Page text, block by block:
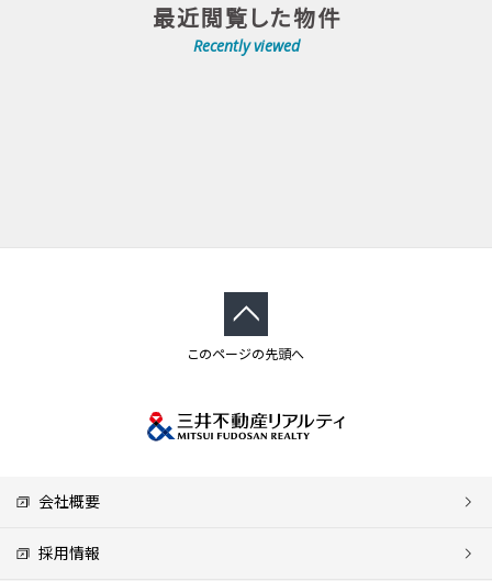
最近閲覧した物件
Recently viewed
このページの先頭へ
会社概要
採用情報